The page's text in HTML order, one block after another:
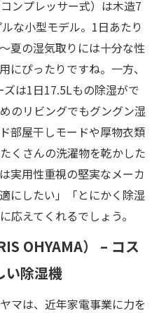
ンプレッサー式）は木造7
な小型モデル。1日あたり
夏の湿気取りには十分な性
にぴったりですね。一方、
は1日17.5Lもの除湿がで
のリビングでもグングン湿
部屋干しモードや厚物衣類
くさんの洗濯物を乾かした
実用性重視の堅実なメーカ
にしたい」「とにかく除湿
応えてくれるでしょう。
OHYAMA） – コス
い除湿機
マは、近年家電事業に力を